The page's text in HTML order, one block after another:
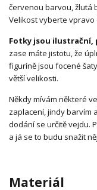
červenou barvou, žlutá
Velikost vyberte
Fotky jsou ilustrační,
zase máte jistotu, že
figuríně jsou focené
větší velikosti.
Někdy mívám některé
zaplacení, jindy barvím
dodání se určitě vejdu.
a já se to budu snažit
Materiál